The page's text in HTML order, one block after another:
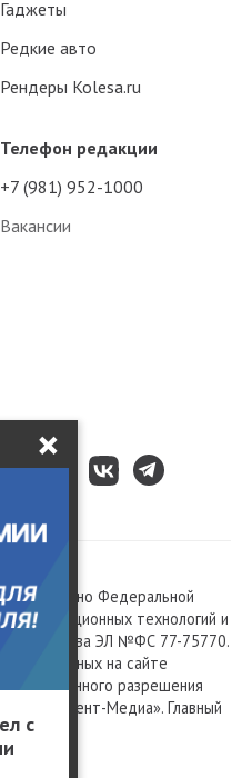
×
с
Телефон редакции
+7 (981) 952-1000
Вакансии
Гаджеты
Редкие авто
Рендеры Kolesa.ru
Федеральной
информационных технологий и
ЭЛ №ФС 77-75770.
размещенных на сайте
с письменного разрешения
«Президент-Медиа». Главный